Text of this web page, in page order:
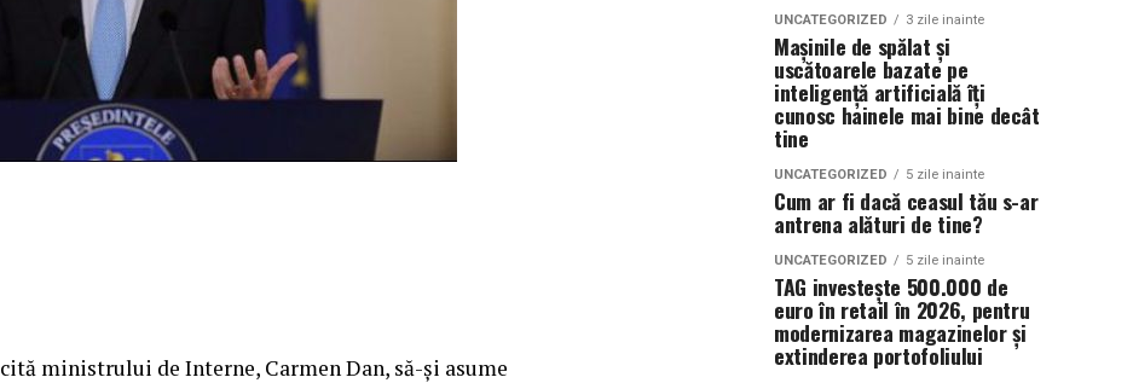
ministrului de Interne, Carmen Dan, să-şi asume
UNCATEGORIZED 3 zile inainte
Mașinile de spălat și
uscătoarele bazate pe
inteligență artificială îți
cunosc hainele mai bine decât
tine
UNCATEGORIZED 5 zile inainte
Cum ar fi dacă ceasul tău s-ar
antrena alături de tine?
UNCATEGORIZED 5 zile inainte
TAG investește 500.000 de
euro în retail în 2026, pentru
modernizarea magazinelor și
extinderea portofoliului